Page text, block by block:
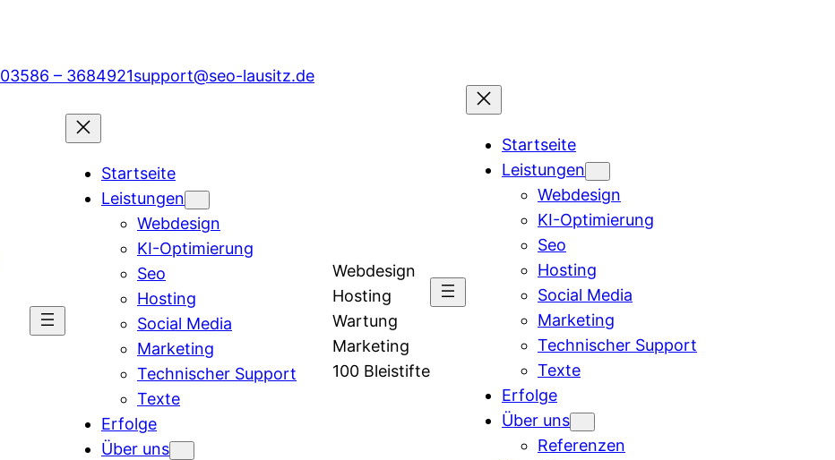
03586 – 3684921support@seo-lausitz.de
Startseite
Leistungen
Webdesign
KI-Optimierung
Seo
Hosting
Social Media
Marketing
Technischer Support
Texte
Erfolge
Über uns
Webdesign
Hosting
Wartung
Marketing
100 Bleistifte
Startseite
Leistungen
Webdesign
KI-Optimierung
Seo
Hosting
Social Media
Marketing
Technischer Support
Texte
Erfolge
Über uns
Referenzen